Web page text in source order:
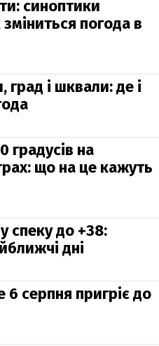
синоптики
погода в
град і шквали: де і
градусів на
що на це кажуть
спеку до +38:
дні
6 серпня пригріє до